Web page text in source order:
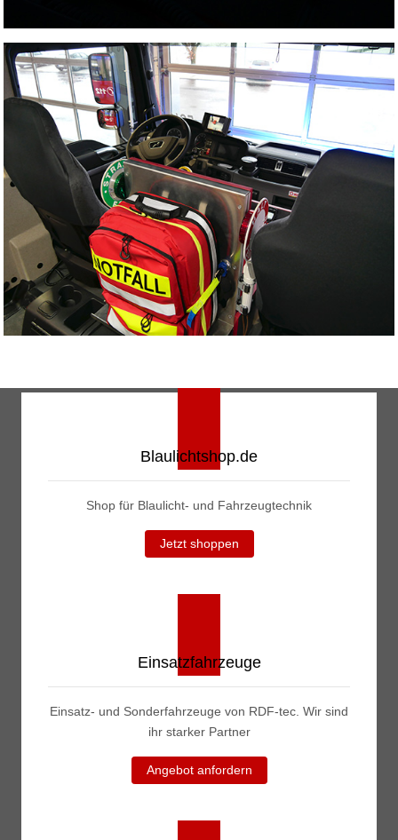
Blaulichtshop.de
Shop für Blaulicht- und Fahrzeugtechnik
Jetzt shoppen
Einsatzfahrzeuge
Einsatz- und Sonderfahrzeuge von RDF-tec. Wir sind
ihr starker Partner
Angebot anfordern